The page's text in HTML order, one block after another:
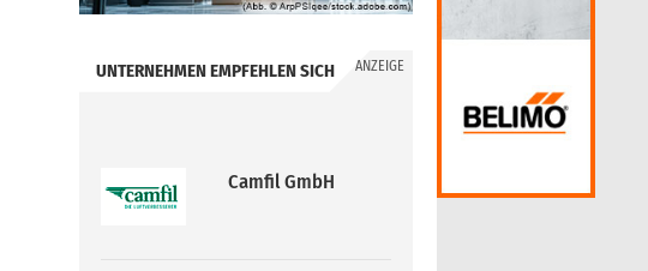
UNTERNEHMEN EMPFEHLEN SICH ANZEIGE
Camfil GmbH